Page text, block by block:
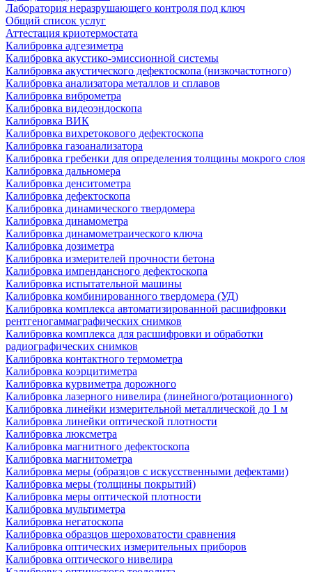
Лаборатория неразрушающего контроля под ключ
Общий список услуг
Аттестация криотермостата
Калибровка адгезиметра
Калибровка акустико-эмиссионной системы
Калибровка акустического дефектоскопа (низкочастотного)
Калибровка анализатора металлов и сплавов
Калибровка виброметра
Калибровка видеоэндоскопа
Калибровка ВИК
Калибровка вихретокового дефектоскопа
Калибровка газоанализатора
Калибровка гребенки для определения толщины мокрого слоя
Калибровка дальномера
Калибровка денситометра
Калибровка дефектоскопа
Калибровка динамического твердомера
Калибровка динамометра
Калибровка динамометраического ключа
Калибровка дозиметра
Калибровка измерителей прочности бетона
Калибровка импендансного дефектоскопа
Калибровка испытательной машины
Калибровка комбинированного твердомера (УД)
Калибровка комплекса автоматизированной расшифровки
рентгеногаммаграфических снимков
Калибровка комплекса для расшифровки и обработки
радиографических снимков
Калибровка контактного термометра
Калибровка коэрцитиметра
Калибровка курвиметра дорожного
Калибровка лазерного нивелира (линейного/ротационного)
Калибровка линейки измерительной металлической до 1 м
Калибровка линейки оптической плотности
Калибровка люксметра
Калибровка магнитного дефектоскопа
Калибровка магнитометра
Калибровка меры (образцов с искусственными дефектами)
Калибровка меры (толщины покрытий)
Калибровка меры оптической плотности
Калибровка мультиметра
Калибровка негатоскопа
Калибровка образцов шероховатости сравнения
Калибровка оптических измерительных приборов
Калибровка оптического нивелира